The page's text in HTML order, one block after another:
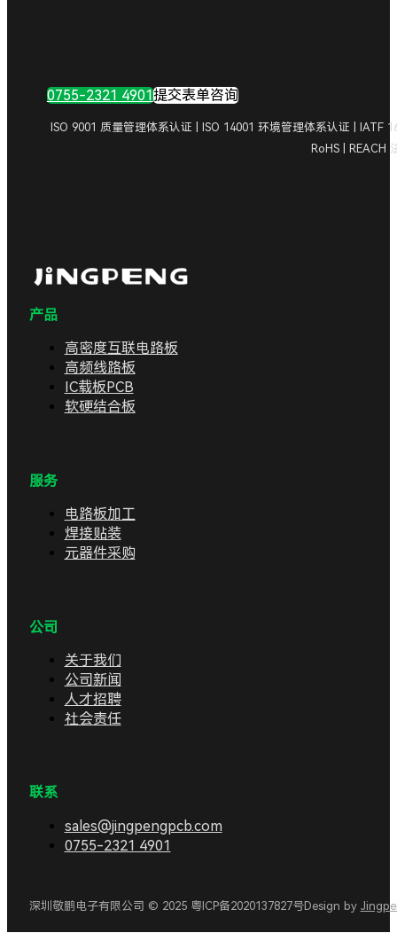
0755-2321 4901提交表单咨询
ISO 9001 质量管理体系认证 | ISO 14001 环境管理体系认证 | IATF
RoHS | REACH
产品
高密度互联电路板
高频线路板
IC载板PCB
软硬结合板
服务
电路板加工
焊接贴装
元器件采购
公司
关于我们
公司新闻
人才招聘
社会责任
联系
sales@jingpengpcb.com
0755-2321 4901
深圳敬鹏电子有限公司 © 2025 粤ICP备2020137827号Design by